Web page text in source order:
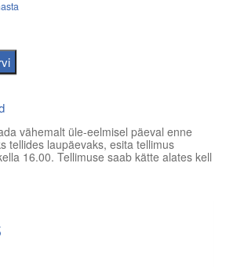
vähemalt üle-eelmisel päeval enne
tellides laupäevaks, esita tellimus
16.00. Tellimuse saab kätte alates kell